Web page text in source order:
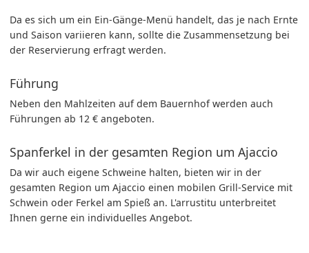
Da es sich um ein Ein-Gänge-Menü handelt, das je nach Ernte
und Saison variieren kann, sollte die Zusammensetzung bei
der Reservierung erfragt werden.
Führung
Neben den Mahlzeiten auf dem Bauernhof werden auch
Führungen ab 12 € angeboten.
Spanferkel in der gesamten Region um Ajaccio
Da wir auch eigene Schweine halten, bieten wir in der
gesamten Region um Ajaccio einen mobilen Grill-Service mit
Schwein oder Ferkel am Spieß an. L'arrustitu unterbreitet
Ihnen gerne ein individuelles Angebot.